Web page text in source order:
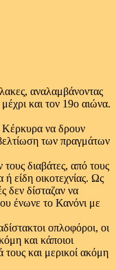
αναλαμβάνοντας
και τον 19ο αιώνα.
Κέρκυρα να δρουν
των πραγμάτων
διαβάτες, από τους
είδη οικοτεχνίας. Ως
δεν δίσταζαν να
ένωνε το Κανόνι με
οπλοφόροι, οι
και κάποιοι
και μερικοί ακόμη